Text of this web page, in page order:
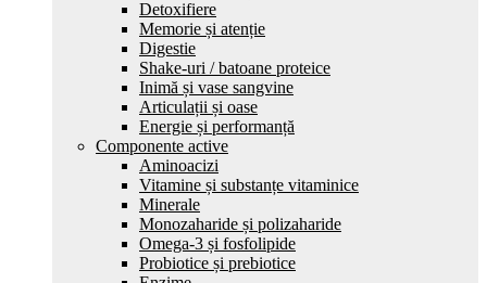
Detoxifiere
Memorie și atenție
Digestie
Shake-uri / batoane proteice
Inimă și vase sangvine
Articulații și oase
Energie și performanță
Componente active
Aminoacizi
Vitamine și substanțe vitaminice
Minerale
Monozaharide și polizaharide
Omega-3 și fosfolipide
Probiotice și prebiotice